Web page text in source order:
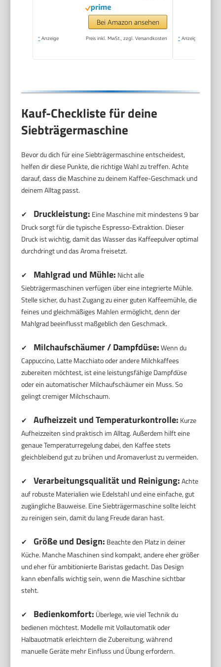
Bar, 1,7 l Wassertank,
Edelstahl/Metall
Bei Amazon ansehen
* Anzeige Preis inkl. MwSt., zzgl. Versandkosten * Anzeige
Kauf-Checkliste für deine
Siebträgermaschine
Bevor du dich für eine Siebträgermaschine entscheidest,
helfen dir diese Punkte, die richtige Wahl zu treffen. Achte
darauf, dass die Maschine zu deinem Kaffee-Geschmack und
deinem Alltag passt.
✔ Druckleistung: Eine Maschine mit mindestens 9 bar
Druck sorgt für die typische Espresso-Extraktion. Dieser
Druck ist wichtig, damit das Wasser das Kaffeepulver optimal
durchdringt und das Aroma freisetzt.
✔ Mahlgrad und Mühle: Nicht alle
Siebträgermaschinen verfügen über eine integrierte Mühle.
Stelle sicher, du hast Zugang zu einer guten Kaffeemühle, die
feines und gleichmäßiges Mahlen ermöglicht, denn der
Mahlgrad beeinflusst maßgeblich den Geschmack.
✔ Milchaufschäumer / Dampfdüse:Wenn du
Cappuccino, Latte Macchiato oder andere Milchkaffees
zubereiten möchtest, ist eine leistungsfähige Dampfdüse
oder ein automatischer Milchaufschäumer ein Muss. So
gelingt cremiger Milchschaum.
✔ Aufheizzeit und Temperaturkontrolle: Kurze
Aufheizzeiten sind praktisch im Alltag. Außerdem hilft eine
genaue Temperaturregelung dabei, den Kaffee stets
gleichbleibend gut zu brühen und Aromaverlust zu vermeiden.
✔ Verarbeitungsqualität und Reinigung:Achte
auf robuste Materialien wie Edelstahl und eine einfache, gut
zugängliche Bauweise. Eine Siebträgermaschine sollte leicht
zu reinigen sein, damit du lang Freude daran hast.
✔ Größe und Design: Beachte den Platz in deiner
Küche. Manche Maschinen sind kompakt, andere eher größer
und eher für ambitionierte Baristas gedacht. Das Design
kann ebenfalls wichtig sein, wenn die Maschine sichtbar
steht.
✔ Bedienkomfort: Überlege, wie viel Technik du
bedienen möchtest. Modelle mit Vollautomatik oder
Halbauotmatik erleichtern die Zubereitung, während
manuelle Geräte mehr Einfluss und Übung erfordern.